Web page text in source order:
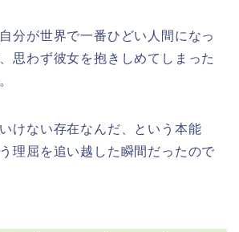
分が世界で一番ひどい人間になっ
思わず彼女を抱きしめてしまった
けない存在なんだ、という本能
理屈を追い越した瞬間だったので